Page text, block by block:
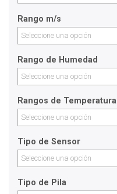
Rango m/s
Seleccione una opción
Rango de Humedad
Seleccione una opción
Rangos de Temperatura
Seleccione una opción
Tipo de Sensor
Seleccione una opción
Tipo de Pila